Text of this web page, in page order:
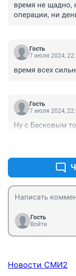
время не щадно,
операции, ни
Гость
7 июля 2024,
время всех
Гость
7 июля 2024,
Ну с Басковым
Гость
Войти
Новости СМИ2